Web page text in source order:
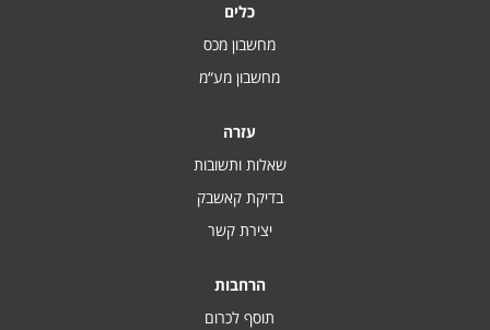
כלים
מחשבון מכס
מחשבון מע“מ
עזרה
שאלות ותשובות
בדיקת קאשבק
יצירת קשר
הרחבות
תוסף לכרום